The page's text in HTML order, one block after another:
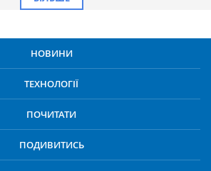
НОВИНИ
ТЕХНОЛОГІЇ
ПОЧИТАТИ
ПОДИВИТИСЬ